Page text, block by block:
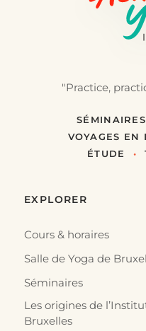
"Practice,
SÉMINAIRES
VOYAGES EN
ÉTUDE
•
EXPLORER
Cours & horaires
Salle de Yoga de
Séminaires
Les origines de
Bruxelles